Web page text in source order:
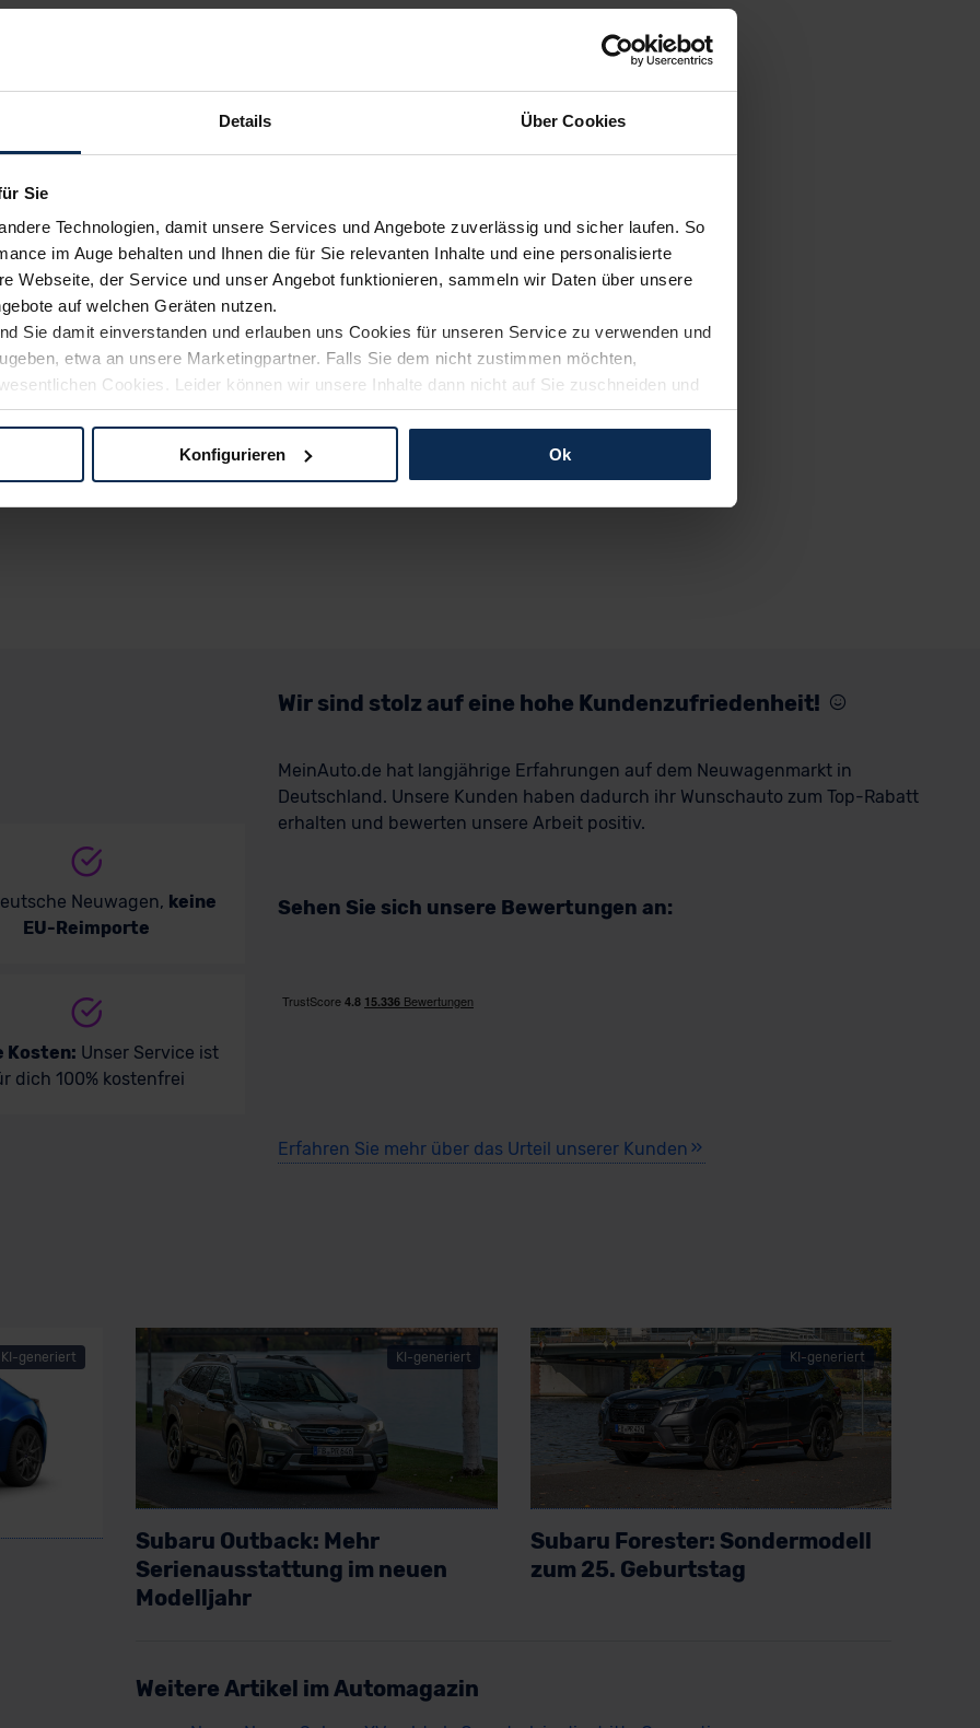
Details Über Cookies
Sie
Technologien, damit unsere Services und Angebote zuverlässig und sicher laufen. So
im Auge behalten und Ihnen die für Sie relevanten Inhalte und eine personalisierte
Webseite, der Service und unser Angebot funktionieren, sammeln wir Daten über unsere
auf welchen Geräten nutzen.
Sie damit einverstanden und erlauben uns Cookies für unseren Service zu verwenden und
etwa an unsere Marketingpartner. Falls Sie dem nicht zustimmen möchten,
Cookies. Leider können wir unsere Inhalte dann nicht auf Sie zuschneiden und
Weg zu Ihrem Neuwagen unterstützen. Sie können die Einstellungen jederzeit anpassen
Konfigurieren Ok
Neuwagen, keine
EU-Reimporte
Kosten: Unser Service ist
dich 100% kostenfrei
Wir sind stolz auf eine hohe Kundenzufriedenheit!
MeinAuto.de hat langjährige Erfahrungen auf dem Neuwagenmarkt in
Deutschland. Unsere Kunden haben dadurch ihr Wunschauto zum Top-Rabatt
erhalten und bewerten unsere Arbeit positiv.
Sehen Sie sich unsere Bewertungen an:
Erfahren Sie mehr über das Urteil unserer Kunden
KI-generiert KI-generiert
Subaru Outback: Mehr
Serienausstattung im neuen
Modelljahr
KI-generiert
Subaru Forester: Sondermodell
zum 25. Geburtstag
Artikel lesen
Weitere Artikel im Automagazin